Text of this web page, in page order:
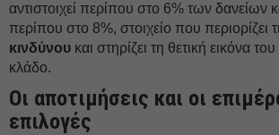
αντιστοιχεί περίπου στο 6% των δανείων
περίπου στο 8%, στοιχείο που περιορίζει
κινδύνου και στηρίζει τη θετική εικόνα
κλάδο.
Οι αποτιμήσεις και οι
επιλογές